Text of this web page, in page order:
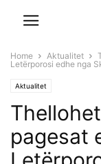
Home Aktualitet
Letërporosi edhe nga
Aktualitet
pagesat